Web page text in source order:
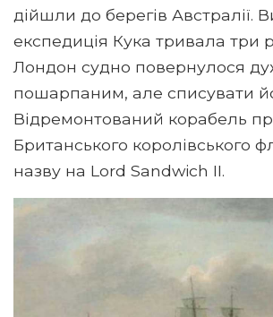
дійшли до берегів Австралії.
експедиція Кука тривала три
Лондон судно повернулося
пошарпаним, але списувати
Відремонтований корабель
Британського королівського
назву на Lord Sandwich II.